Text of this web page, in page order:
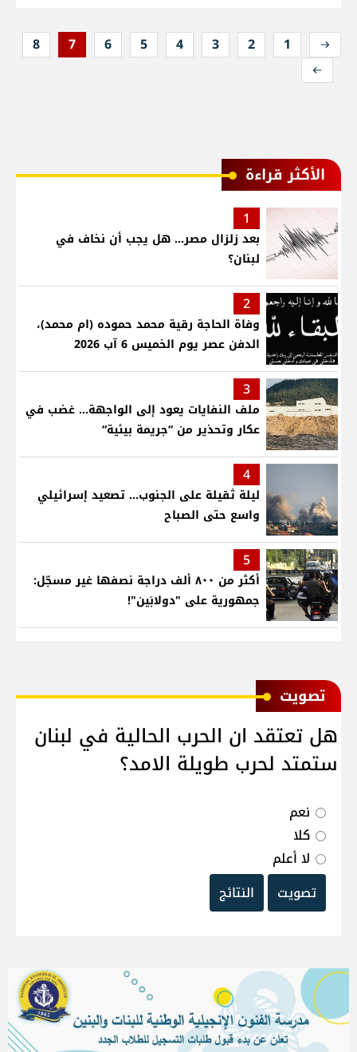
1
2
3
4
5
6
7
8
الأكثر قراءة
1
بعد زلزال مصر... هل يجب أن نخاف في
لبنان؟
2
وفاة الحاجة رقية محمد حموده (ام محمد)،
الدفن عصر يوم الخميس 6 آب 2026
3
ملف النفايات يعود إلى الواجهة… غضب في
عكار وتحذير من “جريمة بيئية“
4
ليلة ثقيلة على الجنوب... تصعيد إسرائيلي
واسع حتى الصباح
5
أكثر من ٨٠٠ ألف دراجة نصفها غير مسجّل:
جمهورية على "دولابَين"!
ﺗﺼﻮﻳﺖ
هل تعتقد ان الحرب الحالية في لبنان
ستمتد لحرب طويلة الامد؟
نعم
كلا
لا أعلم
تصويت
النتائج